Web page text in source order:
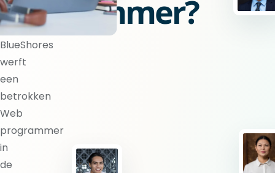
programmer?
BlueShores
werft
een
betrokken
Web
programmer
in
de